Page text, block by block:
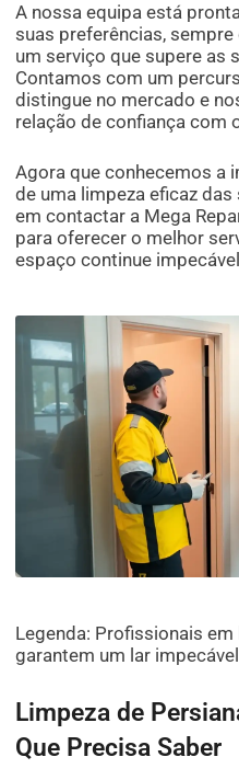
A nossa equipa está
suas preferências,
um serviço que supere as
Contamos com um
distingue no mercado e
relação de confiança com
Agora que conhecemos a
de uma limpeza eficaz
em contactar a Mega
para oferecer o melhor
espaço continue
Legenda: Profissionais
garantem um lar
Limpeza de
Que Precisa Saber